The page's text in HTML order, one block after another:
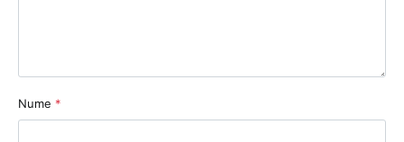
Nume *